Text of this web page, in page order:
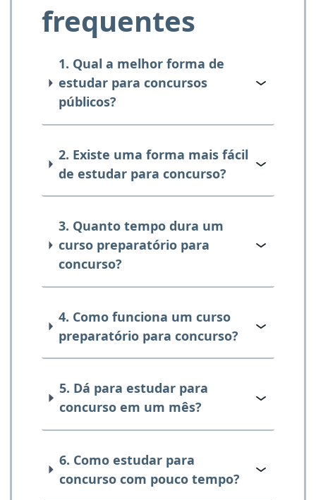
frequentes
1. Qual a melhor forma de
estudar para concursos
públicos?
2. Existe uma forma mais fácil
de estudar para concurso?
3. Quanto tempo dura um
curso preparatório para
concurso?
4. Como funciona um curso
preparatório para concurso?
5. Dá para estudar para
concurso em um mês?
6. Como estudar para
concurso com pouco tempo?